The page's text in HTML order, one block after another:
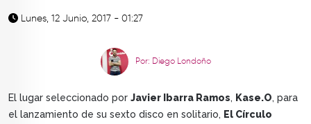
Lunes, 12 Junio, 2017 - 01:27
Por: Diego Londoño
El lugar seleccionado por Javier Ibarra Ramos, Kase.O, para
el lanzamiento de su sexto disco en solitario, El Círculo